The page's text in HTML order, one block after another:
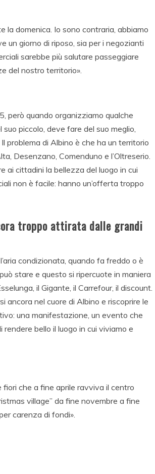
la domenica. Io sono contraria, abbiamo
un giorno di riposo, sia per i negozianti
sarebbe più salutare passeggiare
del nostro territorio».
però quando organizziamo qualche
piccolo, deve fare del suo meglio,
problema di Albino è che ha un territorio
Desenzano, Comenduno e l’Oltreserio.
ai cittadini la bellezza del luogo in cui
non è facile: hanno un’offerta troppo
troppo attirata dalle grandi
condizionata, quando fa freddo o è
stare e questo si ripercuote in maniera
il Gigante, il Carrefour, il discount.
ancora nel cuore di Albino e riscoprire le
una manifestazione, un evento che
bello il luogo in cui viviamo e
fiori che a fine aprile ravviva il centro
village” da fine novembre a fine
carenza di fondi».